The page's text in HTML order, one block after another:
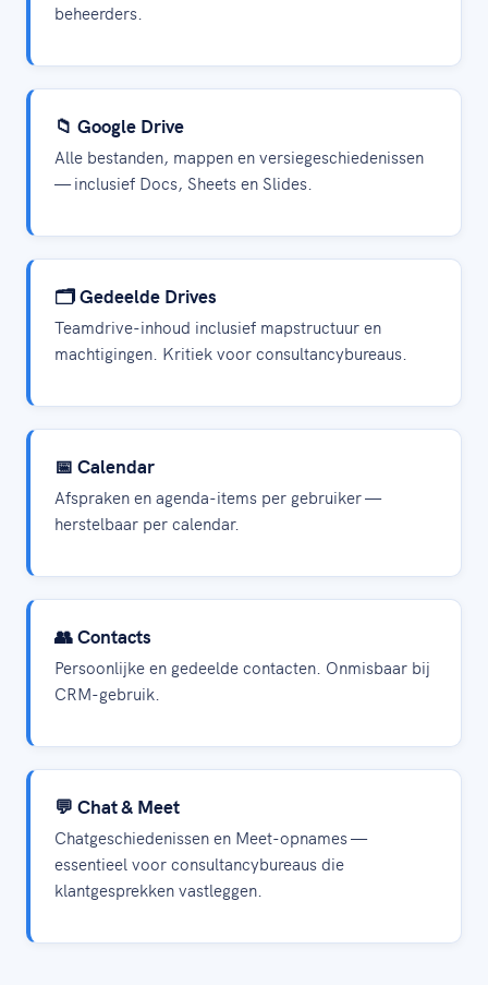
beheerders.
📁 Google Drive
Alle bestanden, mappen en versiegeschiedenissen
— inclusief Docs, Sheets en Slides.
🗂️ Gedeelde Drives
Teamdrive-inhoud inclusief mapstructuur en
machtigingen. Kritiek voor consultancybureaus.
📅 Calendar
Afspraken en agenda-items per gebruiker —
herstelbaar per calendar.
👥 Contacts
Persoonlijke en gedeelde contacten. Onmisbaar bij
CRM-gebruik.
💬 Chat & Meet
Chatgeschiedenissen en Meet-opnames —
essentieel voor consultancybureaus die
klantgesprekken vastleggen.